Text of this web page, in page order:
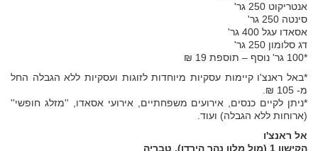
אנטריקוט 250 גר'
סינטה 250 גר'
אסאדו עגל 400 גר'
דג סלומון 250 גר'
*100 גר' נוסף – תוספת 19 ₪
*באל ראנצ'ו קיימות עסקיות מיוחדות לזוגות ועסקיות ללא הגבלה החל
מ- 105 ₪.
*ניתן לקיים כנסים, אירועים משפחתיים, אירועי אסאדו, ''מזלג חופשי''
(ארוחות ללא הגבלה) ועוד.
אל ראנצ'ו
הקישון 1 (מול מלון נהר הירדן), טבריה